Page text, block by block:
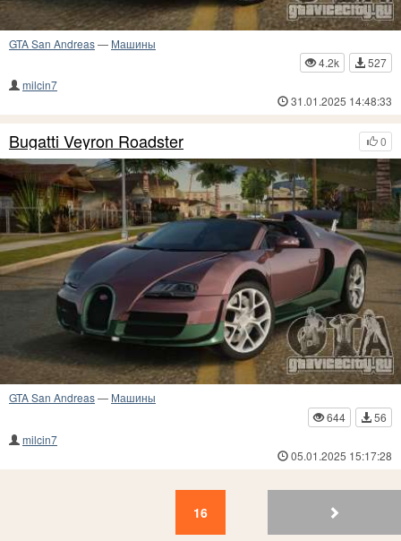
GTA San Andreas— Машины
4.2k
527
milcin7
31.01.2025 14:48:33
0
Bugatti Veyron Roadster
GTA San Andreas— Машины
644
56
milcin7
05.01.2025 15:17:28
12 11 10 9 8 7
16